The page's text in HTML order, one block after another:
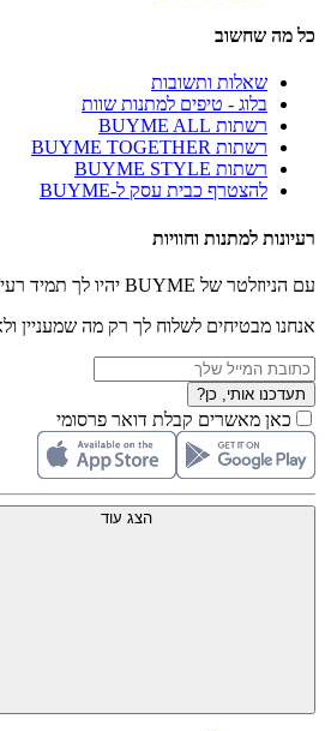
כל מה שחשוב
שאלות ותשובות
בלוג - טיפים למתנות שוות
רשתות BUYME ALL
רשתות BUYME TOGETHER
רשתות BUYME STYLE
להצטרף כבית עסק ל-BUYME
רעיונות למתנות וחוויות
עם הניוזלטר של BUYME יהיו לך תמיד רעיונות מפתיעים למתנות וחוויות.
אנחנו מבטיחים לשלוח לך רק מה שמעניין
תעדכנו אותי, כן?
כאן מאשרים קבלת דואר פרסומי
הצג עוד